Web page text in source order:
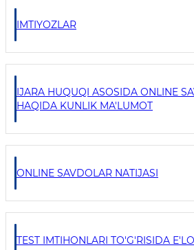
IMTIYOZLAR
IJARA HUQUQI ASOSIDA ONLINE
HAQIDA KUNLIK MA'LUMOT
ONLINE SAVDOLAR NATIJASI
TEST IMTIHONLARI TO'G'RISIDA